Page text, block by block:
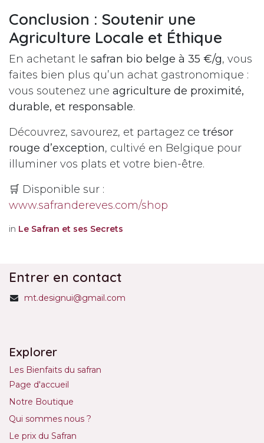
Conclusion : Soutenir une
Agriculture Locale et Éthique
En achetant le safran bio belge à 35 €/g, vous
faites bien plus qu’un achat gastronomique :
vous soutenez une agriculture de proximité,
durable, et responsable.
Découvrez, savourez, et partagez ce trésor
rouge d’exception, cultivé en Belgique pour
illuminer vos plats et votre bien-être.
🛒 Disponible sur :
www.safrandereves.com/shop
in Le Safran et ses Secrets
Entrer en contact
mt.designui@gmail.com
Explorer
Les Bienfaits du safran
Page d'accueil
Notre Boutique
Qui sommes nous ?
Le prix du Safran